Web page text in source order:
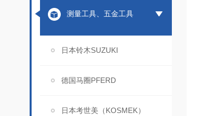
测量工具、五金工具
日本铃木SUZUKI
德国马圈PFERD
日本考世美（KOSMEK）